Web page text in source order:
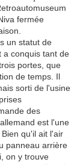
fermée
un statut de
a conquis tant de
portes, que
de temps. Il
sorti de l'usine
des
est l'une
qu'il ait l'air
panneau arrière
on y trouve